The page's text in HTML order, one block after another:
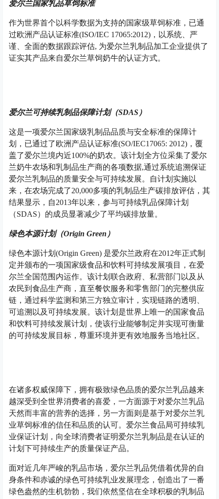
爱尔兰国家乳品草饲标准
作为世界首个以科学数据为支持的国家级草饲标准，已通
过欧洲产品认证标准(ISO/IEC 17065:2012)，以系统、严
谨、全面的数据跟踪评估, 为爱尔兰乳制品加工企业提供了
证实其产品来自爱尔兰草饲奶牛的认证方式。
爱尔兰可持续乳制品保障计划（SDAS）
这是一项爱尔兰国家级乳制品品质与安全标准的保障计
划，已通过了欧洲产品认证标准(SO/IEC17065: 2012)，覆
盖了爱尔兰境内近100%的奶农。该计划全方位采集了爱尔
兰奶牛农场和乳制品生产商的各项数据,通过系统追溯保证
爱尔兰乳制品的质量安全与可持续发展。自计划实施以
来，在农场完成了20,000多项的乳制品生产碳排放评估，其
结果显示，自2013年以来，参与可持续乳品保障计划
（SDAS）的成员显著减少了平均碳排放量。
绿色本源计划（Origin Green）
绿色本源计划(Origin Green) 是爱尔兰政府在2012年正式制
定并颁布的一项国家级食品和饮料可持续发展项目，在爱
尔兰全国范围内运作。该计划联合政府、私营部门以及从
农民到食品生产商，直至餐饮服务和零售部门的完整供应
链，通过科学监测和第三方独立审计，实现链路的透明、
可追溯以及可持续发展。该计划是世界上唯一的国家食品
和饮料可持续发展计划，使该行业能够制定并实现可衡量
的可持续发展目标，尊重环境并更有效地服务当地社区。
在诸多权威保障下，拥有极致绿色品质的爱尔兰乳品越来
越深受到全世界消费者的喜爱，一方面源于对爱尔兰乳品
天然而丰富的营养的选择，另一方面则是基于对爱尔兰乳
业草饲标准的信任和品质的认可。爱尔兰食品局可持续乳
业保证计划，向全球消费者证明爱尔兰乳制品是在认证的
计划下可持续生产的质量保证产品。
面对近几年严峻的乳品市场，爱尔兰乳品凭借着优异的自
身条件和赤诚的绿色可持续乳业发展理念，创造出了一番
绿色盎然的生机勃勃，我们依然坚信在全球积极的乳制品